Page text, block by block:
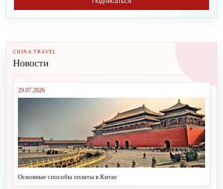
CHINA TRAVEL
Новости
29.07.2026
Основные способы оплаты в Китае